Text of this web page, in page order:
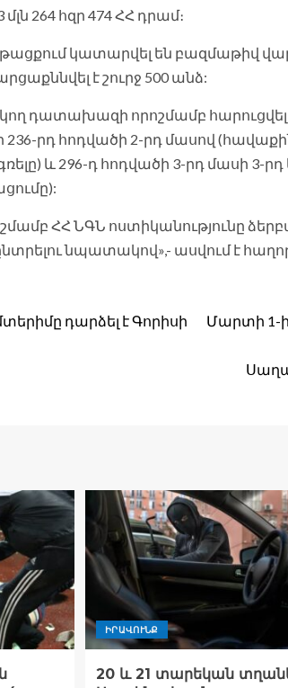
264 հզր 474 ՀՀ դրամ։
կատարվել են բազմաթիվ
է շուրջ 500 անձ:
դատախազի որոշմամբ
236-րդ հոդվածի 2-րդ մասով
և 296-դ հոդվածի 3-րդ մասի 3-
ՀՀ ՆԳՆ ոստիկանությունը
նպատակով»,- ասվում է
դարձել է Գորիսի
Մարտի 1-
ԻՐԱՎՈՒՆՔ
20 և 21 տարեկան